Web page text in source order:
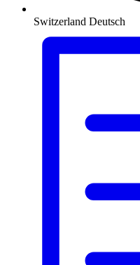
Switzerland Deutsch